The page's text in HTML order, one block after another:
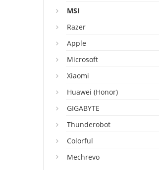
MSI
Razer
Apple
Microsoft
Xiaomi
Huawei (Honor)
GIGABYTE
Thunderobot
Colorful
Mechrevo